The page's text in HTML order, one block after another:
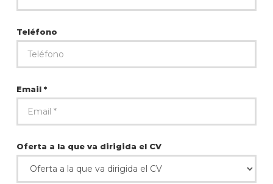
Teléfono
Email *
Oferta a la que va dirigida el CV